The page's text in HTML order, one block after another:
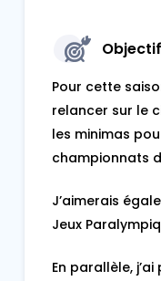
Pour cette
relancer sur le
les minimas
championnats
J’aimerais
Jeux
En parallèle,